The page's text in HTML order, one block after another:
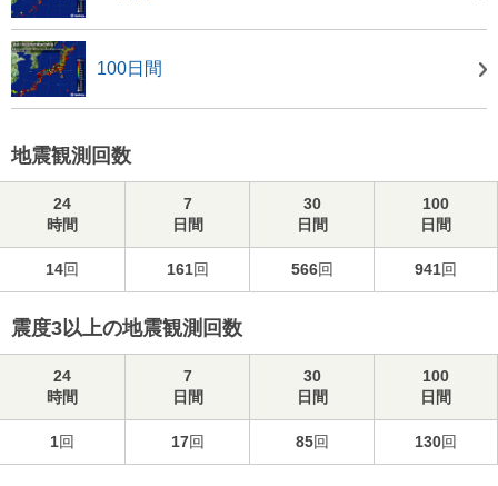
100日間
地震観測回数
24
時間
7
日間
30
日間
100
日間
14回 161回 566回 941回
震度3以上の地震観測回数
24
時間
7
日間
30
日間
100
日間
1回 17回 85回 130回